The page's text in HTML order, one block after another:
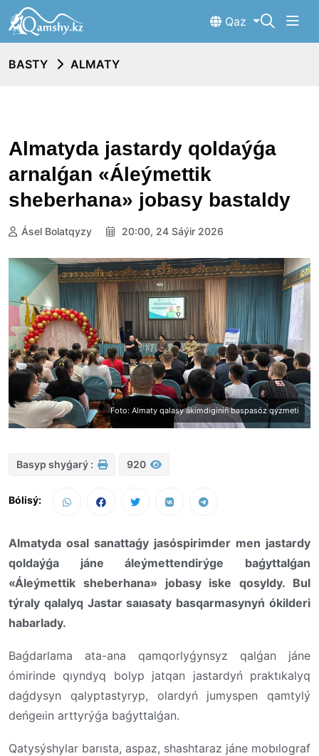
Qaz
BASTY ALMATY
Almatyda jastardy qoldaýǵa
arnalǵan «Áleýmettik
sheberhana» jobasy bastaldy
Ásel Bolatqyzy 20:00, 24 Sáýir 2026
Foto: Almaty qalasy ákimdiginiń baspasóz qyzmeti
Basyp shyǵarý : 920
Bólisý:
Almatyda osal sanattaǵy jasóspirimder men jastardy
qoldaýǵa jáne áleýmettendirýge baǵyttalǵan
«Áleýmettik sheberhana» jobasy iske qosyldy. Bul
týraly qalalyq Jastar saıasaty basqarmasynyń ókilderi
habarlady.
Baǵdarlama ata-ana qamqorlyǵynsyz qalǵan jáne
ómirinde qıyndyq bolyp jatqan jastardyń praktıkalyq
daǵdysyn qalyptastyryp, olardyń jumyspen qamtylý
deńgeıin arttyrýǵa baǵyttalǵan.
Qatysýshylar barısta, aspaz, shashtaraz jáne mobılograf